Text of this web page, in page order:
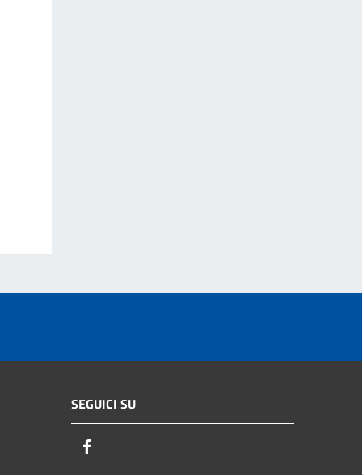
SEGUICI SU